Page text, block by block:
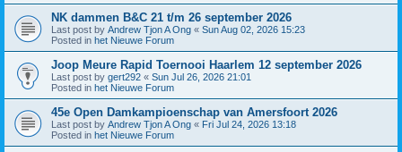
NK dammen B&C 21 t/m 26 september 2026
Last post by Andrew Tjon A Ong « Sun Aug 02, 2026 15:23
Posted in het Nieuwe Forum
Joop Meure Rapid Toernooi Haarlem 12 september 2026
Last post by gert292 « Sun Jul 26, 2026 21:01
Posted in het Nieuwe Forum
45e Open Damkampioenschap van Amersfoort 2026
Last post by Andrew Tjon A Ong « Fri Jul 24, 2026 13:18
Posted in het Nieuwe Forum